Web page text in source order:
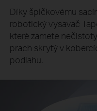
Díky špičkovému
robotický vysavač
které zamete
prach skrytý v
podlahu.